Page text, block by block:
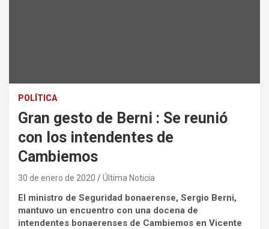
POLÍTICA
Gran gesto de Berni : Se reunió
con los intendentes de
Cambiemos
30 de enero de 2020 Última Noticia
El ministro de Seguridad bonaerense, Sergio Berni,
mantuvo un encuentro con una docena de
intendentes bonaerenses de Cambiemos en Vicente